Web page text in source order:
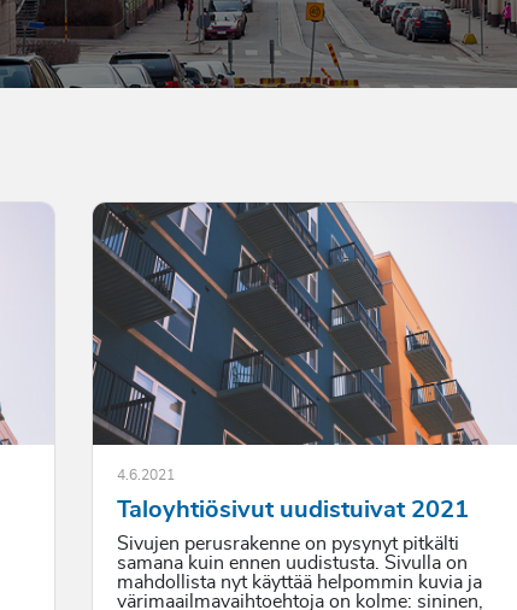
4.6.2021
Taloyhtiösivut uudistuivat 2021
Sivujen perusrakenne on pysynyt pitkälti
samana kuin ennen uudistusta. Sivulla on
mahdollista nyt käyttää helpommin kuvia ja
värimaailmavaihtoehtoja on kolme: sininen,